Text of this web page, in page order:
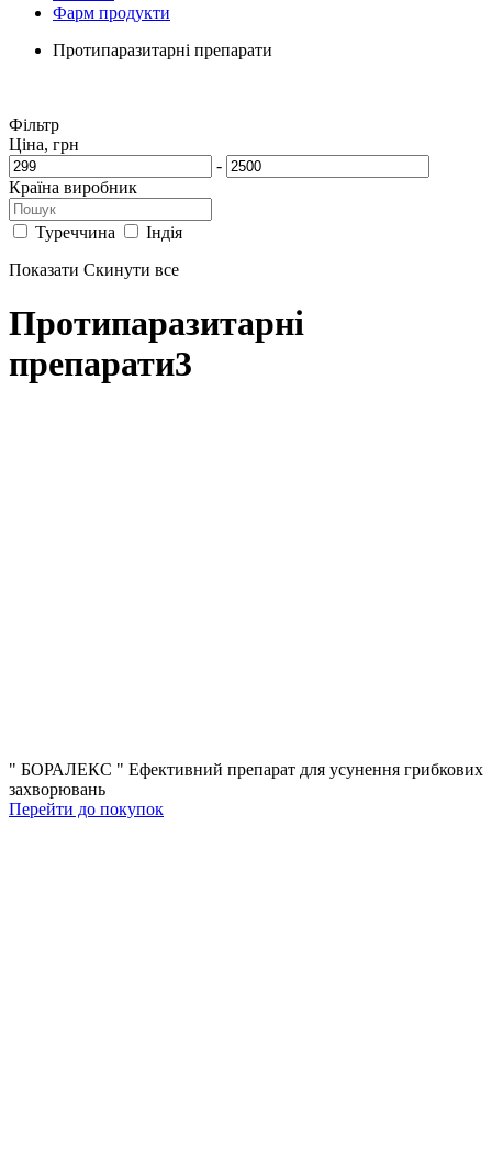
Фарм продукти
Протипаразитарні препарати
Фільтр
Ціна, грн
-
Країна виробник
Туреччина
Індія
Показати Скинути все
Протипаразитарні
препарати3
" БОРАЛЕКС " Eфективний препарат для усунення грибкових
захворювань
Перейти до покупок